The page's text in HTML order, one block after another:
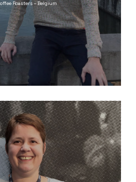
Roasters – Belgium